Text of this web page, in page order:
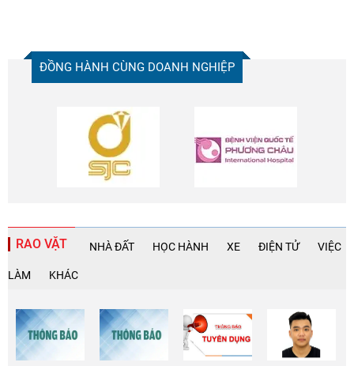
ĐỒNG HÀNH CÙNG DOANH NGHIỆP
RAO VẶT NHÀ ĐẤT HỌC HÀNH XE ĐIỆN TỬ VIỆC
LÀM KHÁC